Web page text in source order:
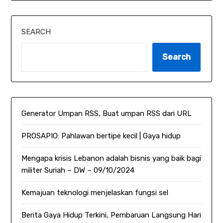
SEARCH
Search
Generator Umpan RSS, Buat umpan RSS dari URL
PROSAPIO: Pahlawan bertipe kecil | Gaya hidup
Mengapa krisis Lebanon adalah bisnis yang baik bagi
militer Suriah – DW – 09/10/2024
Kemajuan teknologi menjelaskan fungsi sel
Berita Gaya Hidup Terkini, Pembaruan Langsung Hari